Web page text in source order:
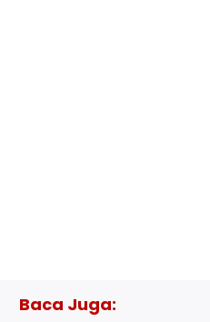
Baca Juga: